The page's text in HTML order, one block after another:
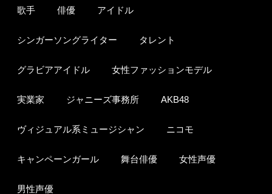
歌手 俳優 アイドル
シンガーソングライター タレント
グラビアアイドル 女性ファッションモデル
実業家 ジャニーズ事務所 AKB48
ヴィジュアル系ミュージシャン ニコモ
キャンペーンガール 舞台俳優 女性声優
男性声優